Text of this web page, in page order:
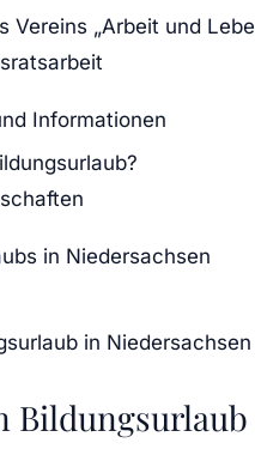
Vereins „Arbeit und
Informationen
in Niedersachsen
in Niedersachsen
Bildungsurlaub